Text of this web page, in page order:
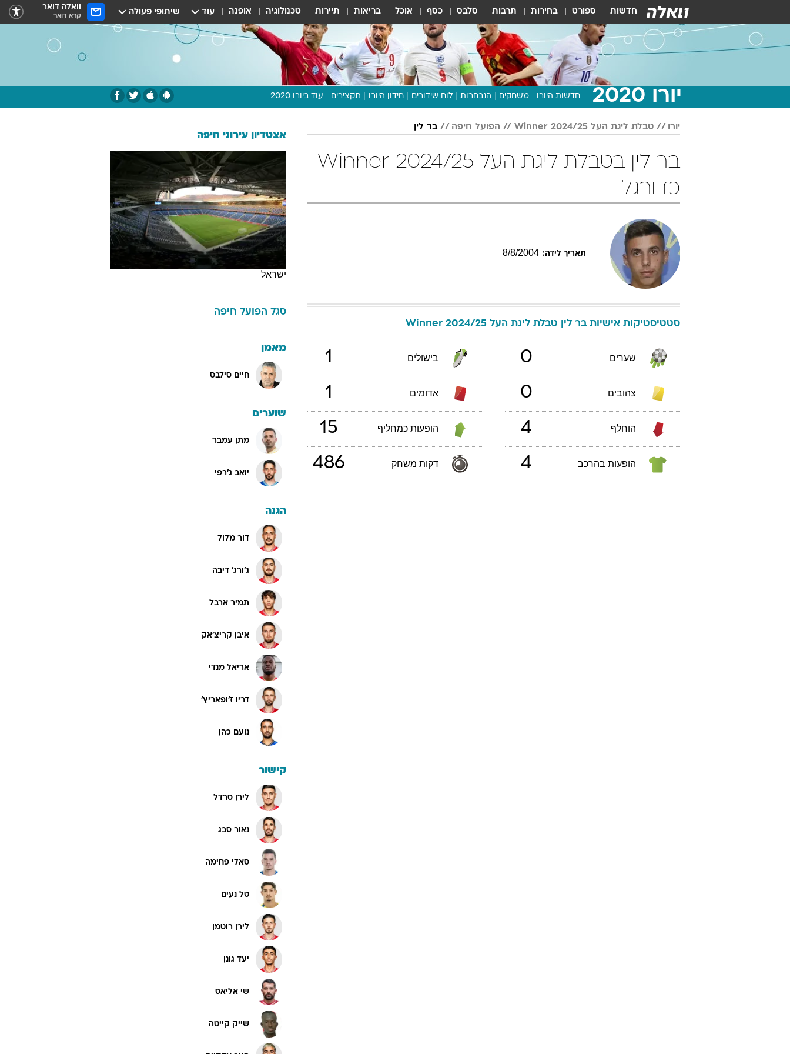
חדשות ספורט בחירות תרבות סלבס כסף אוכל בריאות תיירות טכנולוגיה אופנה עוד שיתופי פעולה וואלה דואר
קרא דואר
יורו 2020 חדשות היורו משחקים הנבחרות לוח שידורים חידון היורו תקצירים עוד ביורו 2020
תכנית היורו
לוח תוצאות
מגזין
דעות ופרשנויות
וואלה! ספורט
יורו טבלת ליגת העל Winner 2024/25 הפועל חיפה בר לין
בר לין בטבלת ליגת העל Winner 2024/25
כדורגל
תאריך לידה: 8/8/2004
סטטיסטיקות אישיות בר לין טבלת ליגת העל Winner 2024/25
שערים 0 בישולים 1
צהובים 0 אדומים 1
הוחלף 4 הופעות כמחליף 15
הופעות בהרכב 4 דקות משחק 486
אצטדיון עירוני חיפה
ישראל
סגל הפועל חיפה
מאמן
חיים סילבס
שוערים
מתן עמבר
יואב ג'רפי
הגנה
דור מלול
ג'ורג' דיבה
תמיר ארבל
איבן קריצ'אק
אריאל מנדי
דריו ז'ופאריץ'
נועם כהן
קישור
לירן סרדל
נאור סבג
סאלי פחימה
טל נעים
לירן רוטמן
יעד גונן
שי אליאס
שייק קייטה